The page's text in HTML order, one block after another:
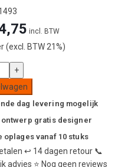
incl. BTW
(excl. BTW 21%)
+
dag
levering mogelijk
ontwerp gratis designer
oplages vanaf 10 stuks
↩️ 14 dagen retour 📞
advies ⭐ Nog geen reviews